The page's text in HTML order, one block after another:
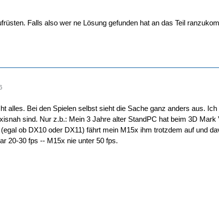
Falls also wer ne Lösung gefunden hat an das Teil
alles. Bei den Spielen selbst sieht die Sache ganz anders aus.
sind. Nur z.b.: Mein 3 Jahre alter StandPC hat beim 3D
ob DX10 oder DX11) fährt mein M15x ihm trotzdem auf und
20-30 fps -- M15x nie unter 50 fps.